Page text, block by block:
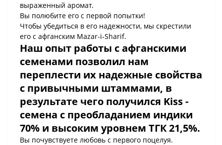
выраженный аромат.
Вы полюбите его с первой попытки!
Чтобы убедиться в его надежности, мы скрестили
его с афганским Mazar-i-Sharif.
Наш опыт работы с афганскими
семенами позволил нам
переплести их надежные свойства
с привычными штаммами, в
результате чего получился Kiss-
семена с преобладанием индики
70% и высоким уровнем ТГК 21,5%.
Вы почувствуете любовь с первого поцелуя.